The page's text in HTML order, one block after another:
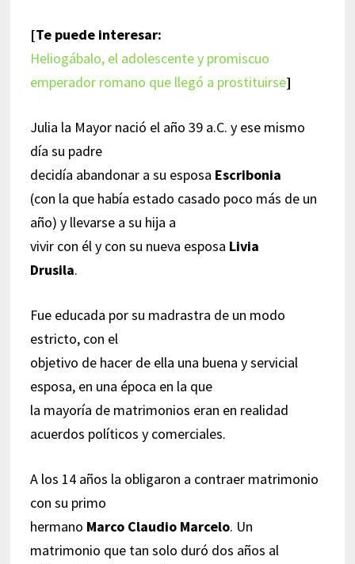
[Te puede interesar:
Heliogábalo, el adolescente y promiscuo
emperador romano que llegó a prostituirse]
Julia la Mayor nació el año 39 a.C. y ese mismo
día su padre
decidía abandonar a su esposa Escribonia
(con la que había estado casado poco más de un
año) y llevarse a su hija a
vivir con él y con su nueva esposa Livia
Drusila.
Fue educada por su madrastra de un modo
estricto, con el
objetivo de hacer de ella una buena y servicial
esposa, en una época en la que
la mayoría de matrimonios eran en realidad
acuerdos políticos y comerciales.
A los 14 años la obligaron a contraer matrimonio
con su primo
hermano Marco Claudio Marcelo. Un
matrimonio que tan solo duró dos años al